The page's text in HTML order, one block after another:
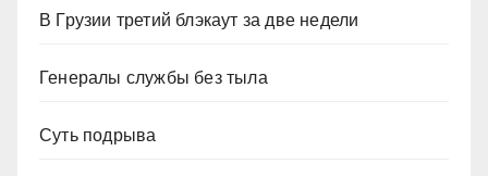
В Грузии третий блэкаут за две недели
Генералы службы без тыла
Суть подрыва